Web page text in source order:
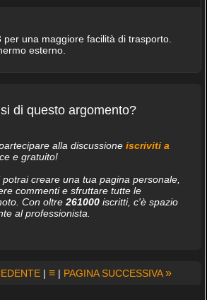
per una maggiore facilità di trasporto.
esterno.
di questo argomento?
alla discussione iscriviti a
e gratuito!
creare una tua pagina personale,
commenti e sfruttare tutte le
Con oltre 261000iscritti, c'è spazio
al professionista.
| ≡| PAGINA SUCCESSIVA»